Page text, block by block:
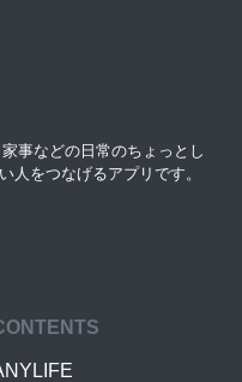
事などの日常のちょっとし
人をつなげるアプリです。